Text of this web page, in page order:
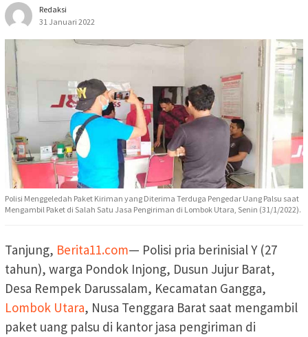
Redaksi
31 Januari 2022
Polisi Menggeledah Paket Kiriman yang Diterima Terduga Pengedar Uang Palsu saat
Mengambil Paket di Salah Satu Jasa Pengiriman di Lombok Utara, Senin (31/1/2022).
Tanjung, Berita11.com— Polisi pria berinisial Y (27
tahun), warga Pondok Injong, Dusun Jujur Barat,
Desa Rempek Darussalam, Kecamatan Gangga,
Lombok Utara, Nusa Tenggara Barat saat mengambil
paket uang palsu di kantor jasa pengiriman di